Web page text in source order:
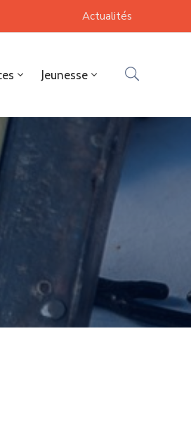
Actualités
Jeunesse